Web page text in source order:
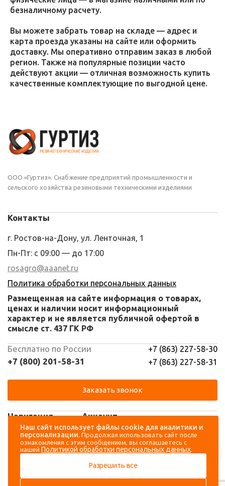
безналичному расчету.
Вы можете забрать товар на складе — адрес и
карта проезда указаны на сайте или оформить
доставку. Мы оперативно отправим заказ в любой
регион. Также на популярные позиции часто
действуют акции — отличная возможность купить
качественные комплектующие по выгодной цене.
ООО «Гуртиз». Снабжение предприятий промышленности и
сельского хозяйства резиновыми техническими изделиями
Навигация
Каталог
О компании
Доставка и оплата
Аккаунт
Вход
Регистрация
Контакты
г. Ростов-на-Дону, ул. Ленточная, 1
Пн-Пт: с 09:00 — до 17:00
rosagro@aaanet.ru
Политика обработки персональных данных
Размещенная на сайте информация о товарах,
ценах и наличии носит информационный
характер и не является публичной офертой в
смысле ст. 437 ГК РФ
Бесплатно по России
+7 (800) 201-58-31
+7 (863) 227-58-30
+7 (863) 227-58-31
Заказать звонок
Наш сайт использует файлы cookie для аналитики и
персонализации. Продолжая использовать сайт после
ознакомления с этим сообщением, вы соглашаетесь с
нашей Политикой обработки персональных данных.
Разрешить все